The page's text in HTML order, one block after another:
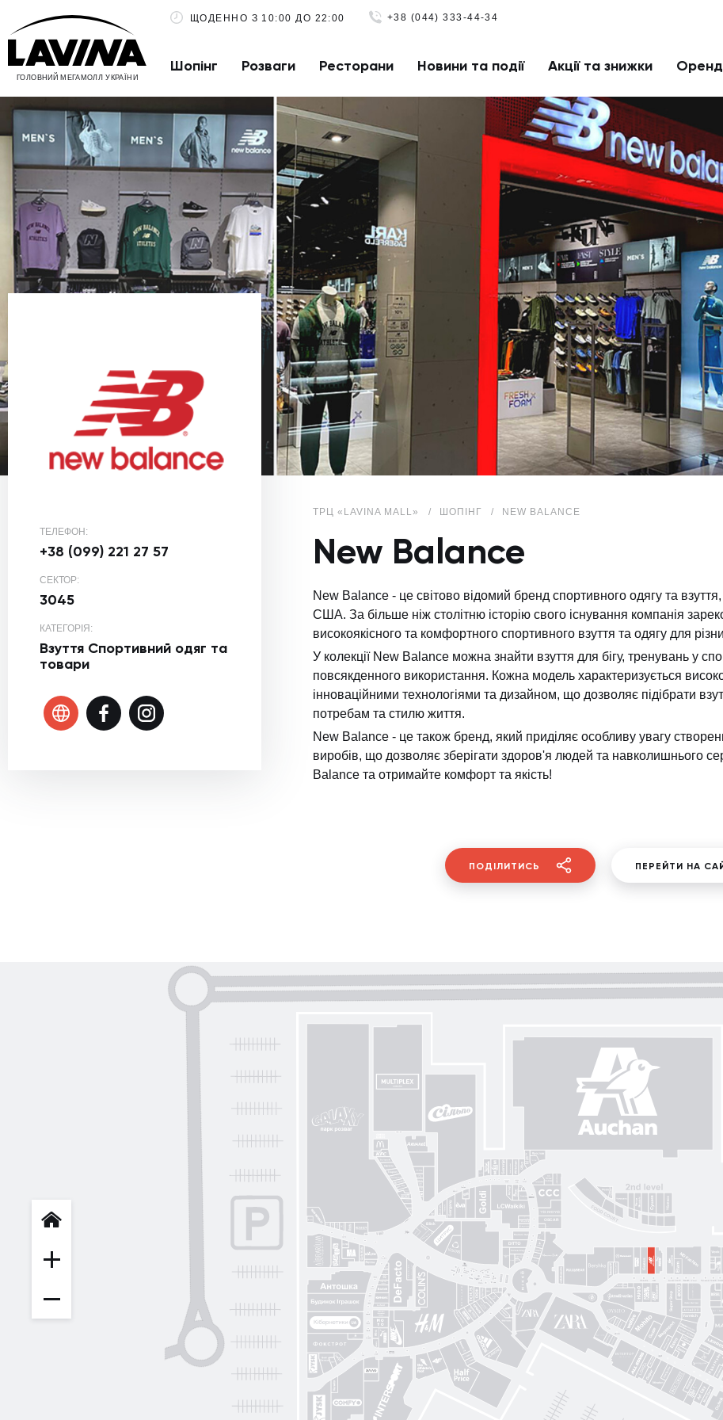
ГОЛОВНИЙ МЕГАМОЛЛ УКРАЇНИ
ЩОДЕННО З 10:00 ДО 22:00 +38 (044) 333-44-34
Шопінг Розваги Ресторани Новини та події Акції та знижки
ТЕЛЕФОН:
+38 (099) 221 27 57
СЕКТОР:
3045
КАТЕГОРІЯ:
Взуття Спортивний одяг та
товари
ТРЦ «LAVINA MALL» ШОПІНГ NEW BALANCE
New Balance
New Balance - це світово відомий бренд спортивного одягу та
США. За більше ніж столітню історію свого існування компанія
високоякісного та комфортного спортивного взуття та одягу для
У колекції New Balance можна знайти взуття для бігу, тренувань у
повсякденного використання. Кожна модель характеризується
інноваційними технологіями та дизайном, що дозволяє підібрати
потребам та стилю життя.
New Balance - це також бренд, який приділяє особливу увагу
виробів, що дозволяє зберігати здоров'я людей та навколишнього
Balance та отримайте комфорт та якість!
ПОДІЛИТИСЬ ПЕРЕЙТИ НА
Art City
Rikky Hype
Guide
Guess
Super Step
Yarmich
MD Fashion
Авіація Галичини
Sкріпка
Lefard
Intimissimi UOMO
Blisk
Gorgany
Gorenje
Proзріння
Mariani Italy
OSCAR
Sushi Nice
Ochnik